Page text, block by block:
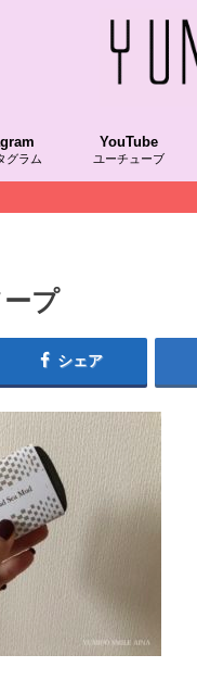
グラム
YouTube
ユーチューブ
プ
シェア